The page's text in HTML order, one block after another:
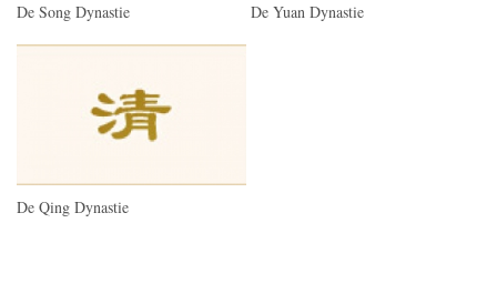
De Song Dynastie De Yuan Dynastie
De Qing Dynastie